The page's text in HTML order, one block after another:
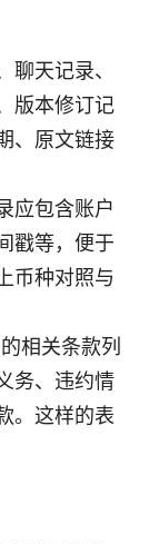
天记录、
版本修订记
、原文链接
应包含账户
戳等，便于
币种对照与
相关条款列
务、违约情
。这样的表